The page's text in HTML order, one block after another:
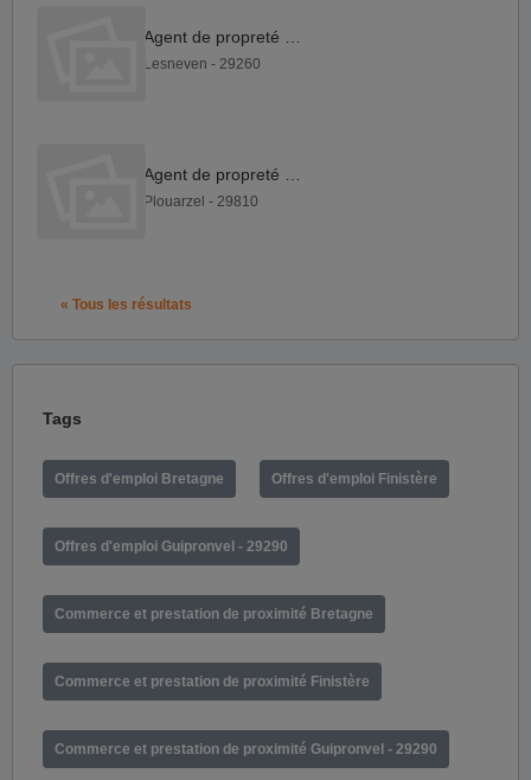
Lesneven - 29260
Plouarzel - 29810
« Tous les résultats
Tags
Offres d'emploi Bretagne Offres d'emploi Finistère
Offres d'emploi Guipronvel - 29290
Commerce et prestation de proximité Bretagne
Commerce et prestation de proximité Finistère
Commerce et prestation de proximité Guipronvel - 29290